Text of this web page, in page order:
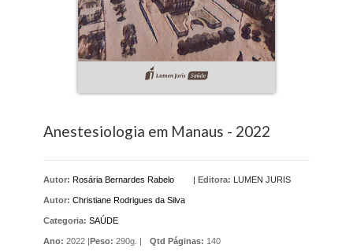
Anestesiologia em Manaus - 2022
Autor: Rosária Bernardes Rabelo
Autor: Christiane Rodrigues da Silva
Editora: LUMEN JURIS
Categoria: SAÚDE
Ano: 2022 | Peso: 290g. | Qtd Páginas: 140